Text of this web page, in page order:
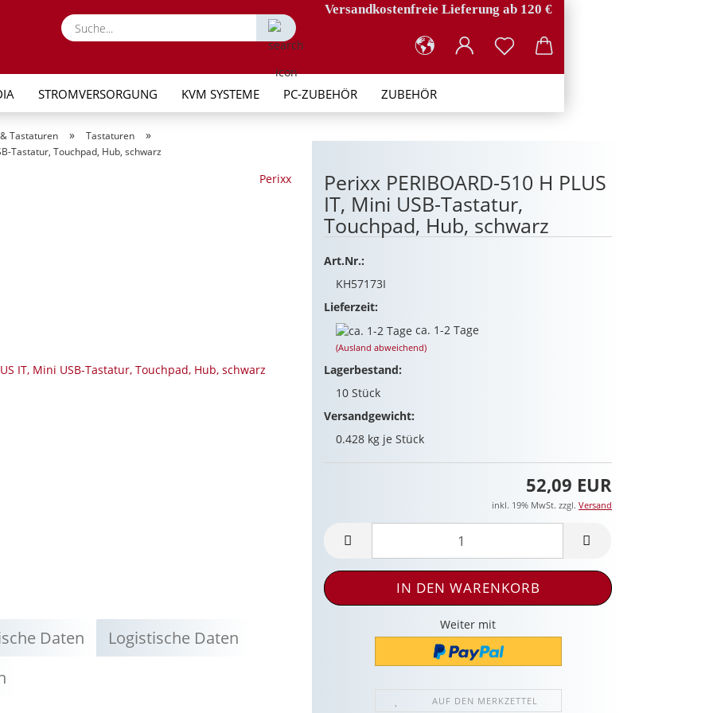
Suche...
Versandkostenfreie Lieferung ab 120 €
STROMVERSORGUNG KVM SYSTEME PC-ZUBEHÖR ZUBEHÖR
Tastaturen » Tastaturen »
Tastatur, Touchpad, Hub, schwarz
Perixx Perixx PERIBOARD-510 H PLUS
IT, Mini USB-Tastatur,
Touchpad, Hub, schwarz
Art.Nr.:
KH57173I
Lieferzeit:
ca. 1-2 Tage
(Ausland abweichend)
Lagerbestand:
10Stück
Versandgewicht:
0.428 kg je Stück
52,09 EUR
inkl. 19% MwSt. zzgl. Versand
Weiter mit
AUF DEN MERKZETTEL
Daten
Logistische Daten